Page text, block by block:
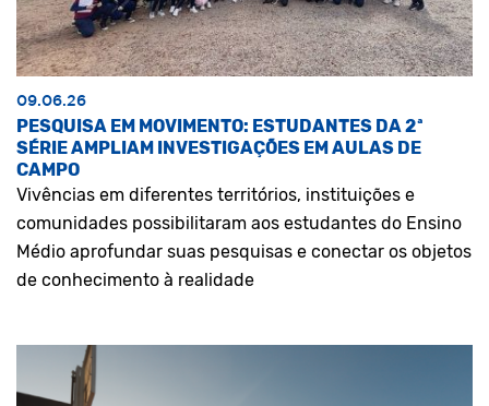
09.06.26
PESQUISA EM MOVIMENTO: ESTUDANTES DA 2ª
SÉRIE AMPLIAM INVESTIGAÇÕES EM AULAS DE
CAMPO
Vivências em diferentes territórios, instituições e
comunidades possibilitaram aos estudantes do Ensino
Médio aprofundar suas pesquisas e conectar os objetos
de conhecimento à realidade